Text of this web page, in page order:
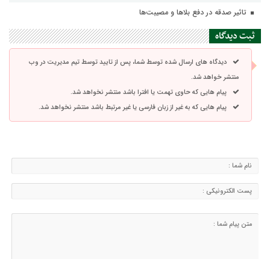
تاثیر صدقه در دفع بلاها و مصیبت‌ها
ثبت دیدگاه
دیدگاه های ارسال شده توسط شما، پس از تایید توسط تیم مدیریت در وب
منتشر خواهد شد.
پیام هایی که حاوی تهمت یا افترا باشد منتشر نخواهد شد.
پیام هایی که به غیر از زبان فارسی یا غیر مرتبط باشد منتشر نخواهد شد.